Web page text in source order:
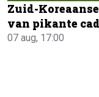
Zuid-
van pikante
07 aug, 17:00